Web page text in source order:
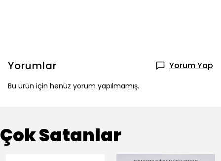
Yorumlar Yorum Yap
Bu ürün için henüz yorum yapılmamış.
Çok Satanlar